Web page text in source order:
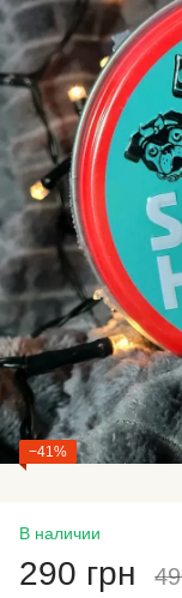
−41%
В наличии
290 грн